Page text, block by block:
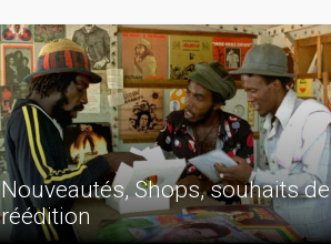
Nouveautés, Shops, souhaits de
réédition